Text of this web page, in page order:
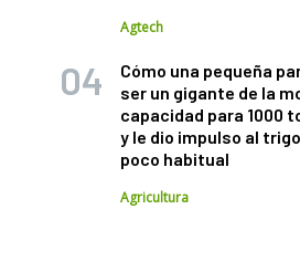
Agtech
Cómo una pequeña
ser un gigante de la
capacidad para 1000
y le dio impulso al
poco habitual
Agricultura